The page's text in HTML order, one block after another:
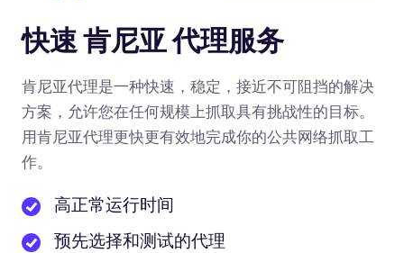
快速 肯尼亚 代理服务
肯尼亚代理是一种快速，稳定，接近不可阻挡的解决
方案，允许您在任何规模上抓取具有挑战性的目标。
用肯尼亚代理更快更有效地完成你的公共网络抓取工
作。
高正常运行时间
预先选择和测试的代理